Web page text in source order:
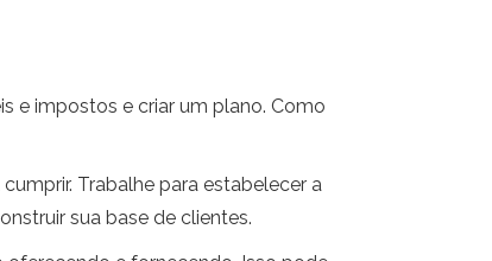
e impostos e criar um plano. Como
Trabalhe para estabelecer a
sua base de clientes.